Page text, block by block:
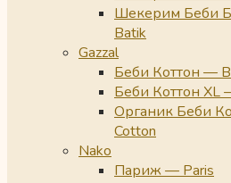
Шекерим Беби
Batik
Gazzal
Беби Коттон —
Беби Коттон XL
Органик Беби
Cotton
Nako
Париж — Paris